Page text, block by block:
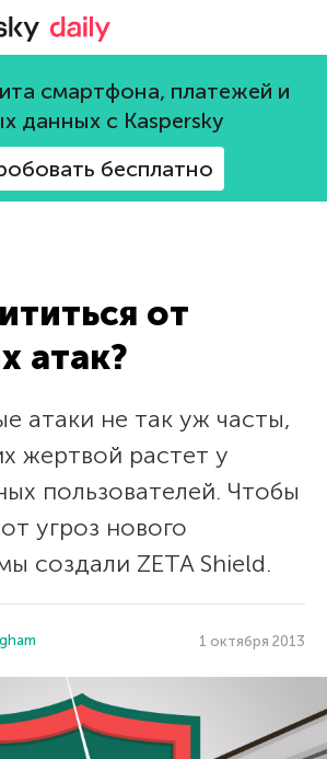
Блог Касперского
смартфона, платежей и
данных с Kaspersky
бесплатно
от
атак?
атаки не так уж часты,
жертвой растет у
пользователей. Чтобы
угроз нового
создали ZETA Shield.
1 октября 2013